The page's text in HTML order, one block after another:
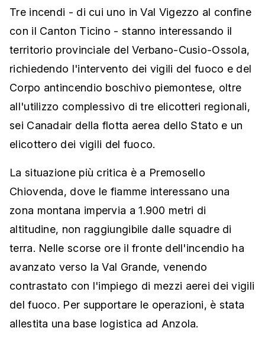
Tre incendi - di cui uno in Val Vigezzo al confine
con il Canton Ticino - stanno interessando il
territorio provinciale del Verbano-Cusio-Ossola,
richiedendo l'intervento dei vigili del fuoco e del
Corpo antincendio boschivo piemontese, oltre
all'utilizzo complessivo di tre elicotteri regionali,
sei Canadair della flotta aerea dello Stato e un
elicottero dei vigili del fuoco.
La situazione più critica è a Premosello
Chiovenda, dove le fiamme interessano una
zona montana impervia a 1.900 metri di
altitudine, non raggiungibile dalle squadre di
terra. Nelle scorse ore il fronte dell'incendio ha
avanzato verso la Val Grande, venendo
contrastato con l'impiego di mezzi aerei dei vigili
del fuoco. Per supportare le operazioni, è stata
allestita una base logistica ad Anzola.